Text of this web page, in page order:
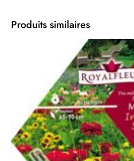
Produits similaires